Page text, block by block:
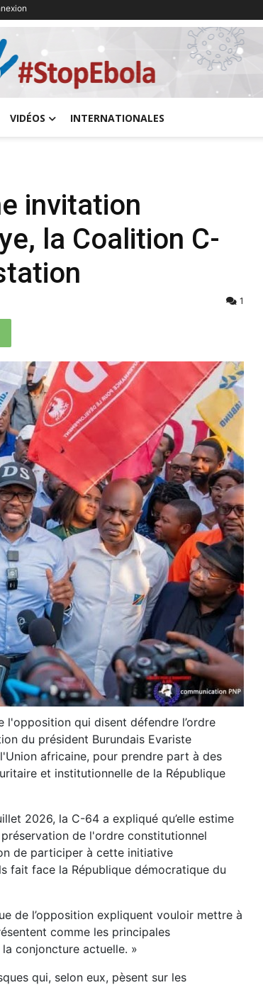
VIDÉOS INTERNATIONALES
invitation
la Coalition C-
1
qui disent défendre l’ordre
du président Burundais Evariste
africaine, pour prendre part à des
et institutionnelle de la République
2026, la C-64 a expliqué qu’elle estime
de l'ordre constitutionnel
de participer à cette initiative
fait face la République démocratique du
de l’opposition expliquent vouloir mettre à
comme les principales
conjoncture actuelle. »
qui, selon eux, pèsent sur les